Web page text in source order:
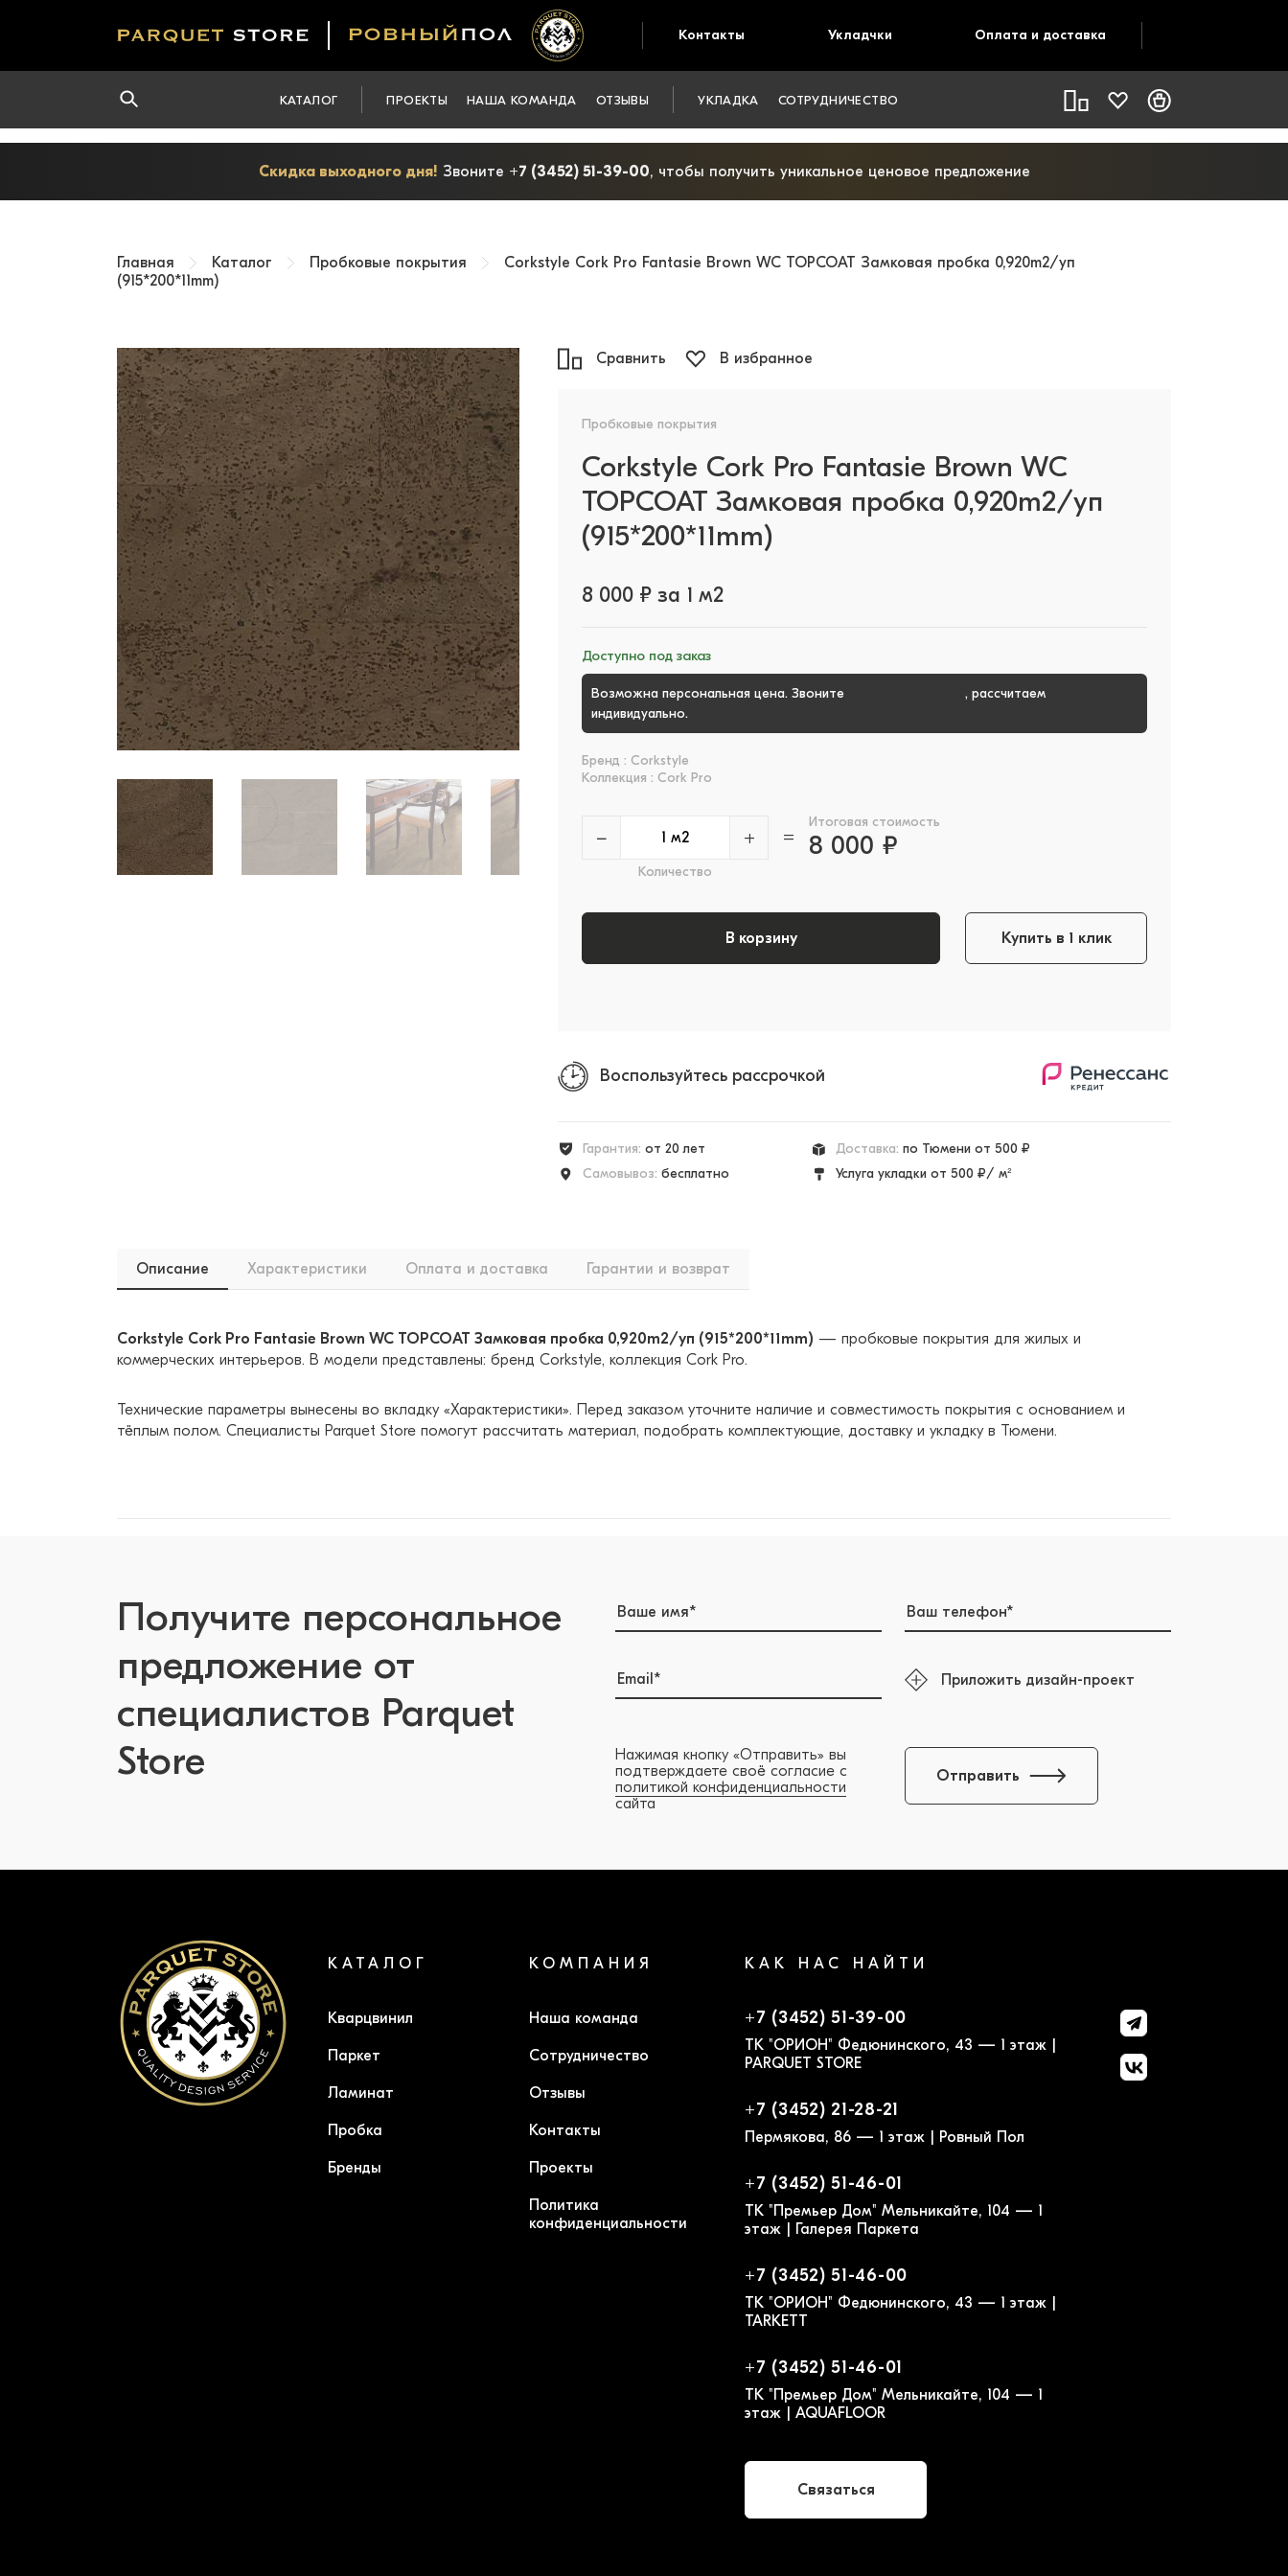
Контакты Укладчки Оплата и доставка
КАТАЛОГ ПРОЕКТЫ НАША КОМАНДА ОТЗЫВЫ УКЛАДКА СОТРУДНИЧЕСТВО
Скидка выходного дня! Звоните +7 (3452) 51-39-00, чтобы получить уникальное ценовое предложение
Главная Каталог Пробковые покрытия
Corkstyle Cork Pro Fantasie Brown WC TOPCOAT Замковая пробка 0,920m2/уп
(915*200*11mm)
Сравнить В избранное
Пробковые покрытия
Corkstyle Cork Pro Fantasie Brown WC
TOPCOAT Замковая пробка 0,920m2/уп
(915*200*11mm)
8 000 ₽ за 1 м2
Доступно под заказ
Возможна персональная цена. Звоните
, рассчитаем
индивидуально.
Бренд : Corkstyle
Коллекция : Cork Pro
− +
Количество
=
Итоговая стоимость
8 000 ₽
В корзину Купить в 1 клик
Воспользуйтесь рассрочкой
Гарантия: от 20 лет Доставка: по Тюмени от 500 ₽
Самовывоз: бесплатно Услуга укладки от 500 ₽/ м²
Описание Характеристики Оплата и доставка Гарантии и возврат
Corkstyle Cork Pro Fantasie Brown WC TOPCOAT Замковая пробка 0,920m2/уп (915*200*11mm) — пробковые покрытия для жилых и
коммерческих интерьеров. В модели представлены: бренд Corkstyle, коллекция Cork Pro.
Технические параметры вынесены во вкладку «Характеристики». Перед заказом уточните наличие и совместимость покрытия с основанием и
тёплым полом. Специалисты Parquet Store помогут рассчитать материал, подобрать комплектующие, доставку и укладку в Тюмени.
Получите персональное
предложение от
специалистов Parquet
Store
Приложить дизайн-проект
Нажимая кнопку «Отправить» вы
подтверждаете своё согласие с
политикой конфиденциальности
сайта
Отправить
КАТАЛОГ
Кварцвинил
Паркет
Ламинат
Пробка
Бренды
КОМПАНИЯ
Наша команда
Сотрудничество
Отзывы
Контакты
Проекты
Политика
конфиденциальности
КАК НАС НАЙТИ
+7 (3452) 51-39-00
ТК "ОРИОН" Федюнинского, 43 — 1 этаж |
PARQUET STORE
+7 (3452) 21-28-21
Пермякова, 86 — 1 этаж | Ровный Пол
+7 (3452) 51-46-01
ТК "Премьер Дом" Мельникайте, 104 — 1
этаж | Галерея Паркета
+7 (3452) 51-46-00
ТК "ОРИОН" Федюнинского, 43 — 1 этаж |
TARKETT
+7 (3452) 51-46-01
ТК "Премьер Дом" Мельникайте, 104 — 1
этаж | AQUAFLOOR
Связаться